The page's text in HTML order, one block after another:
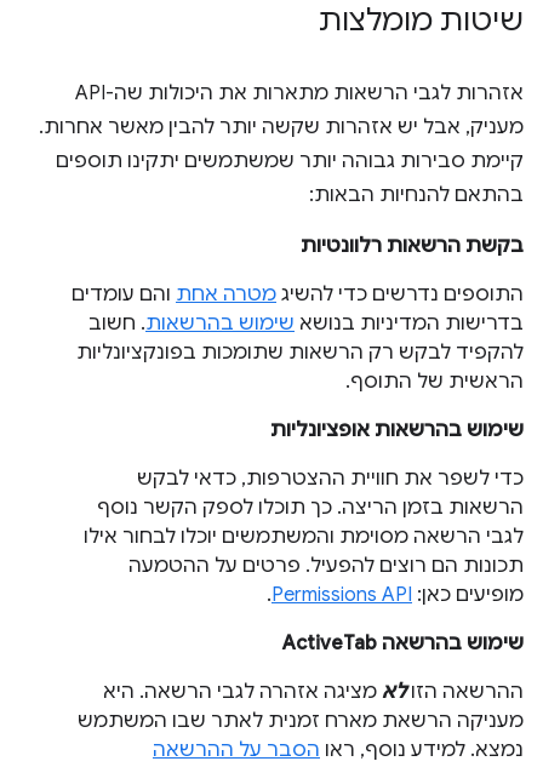
שיטות מומלצות
אזהרות לגבי הרשאות מתארות את היכולות שה-API
מעניק, אבל יש אזהרות שקשה יותר להבין מאשר אחרות.
קיימת סבירות גבוהה יותר שמשתמשים יתקינו תוספים
בהתאם להנחיות הבאות:
בקשת הרשאות רלוונטיות
התוספים נדרשים כדי להשיג מטרה אחת והם עומדים
בדרישות המדיניות בנושא שימוש בהרשאות. חשוב
להקפיד לבקש רק הרשאות שתומכות בפונקציונליות
הראשית של התוסף.
שימוש בהרשאות אופציונליות
כדי לשפר את חוויית ההצטרפות, כדאי לבקש
הרשאות בזמן הריצה. כך תוכלו לספק הקשר נוסף
לגבי הרשאה מסוימת והמשתמשים יוכלו לבחור אילו
תכונות הם רוצים להפעיל. פרטים על ההטמעה
מופיעים כאן: Permissions API
.
שימוש בהרשאה ActiveTab
ההרשאה הזולא מציגה אזהרה לגבי הרשאה. היא
מעניקה הרשאת מארח זמנית לאתר שבו המשתמש
נמצא. למידע נוסף, ראו הסבר על ההרשאה